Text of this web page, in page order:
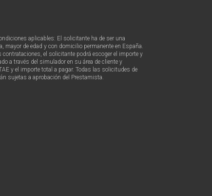
aplicables: El solicitante ha de ser una
mayor de edad y con domicilio permanente en España.
contrataciones, el solicitante podrá escoger el importe y
a través del simulador en su área de cliente y
y el importe total a pagar. Todas las solicitudes de
sujetas a aprobación del Prestamista.